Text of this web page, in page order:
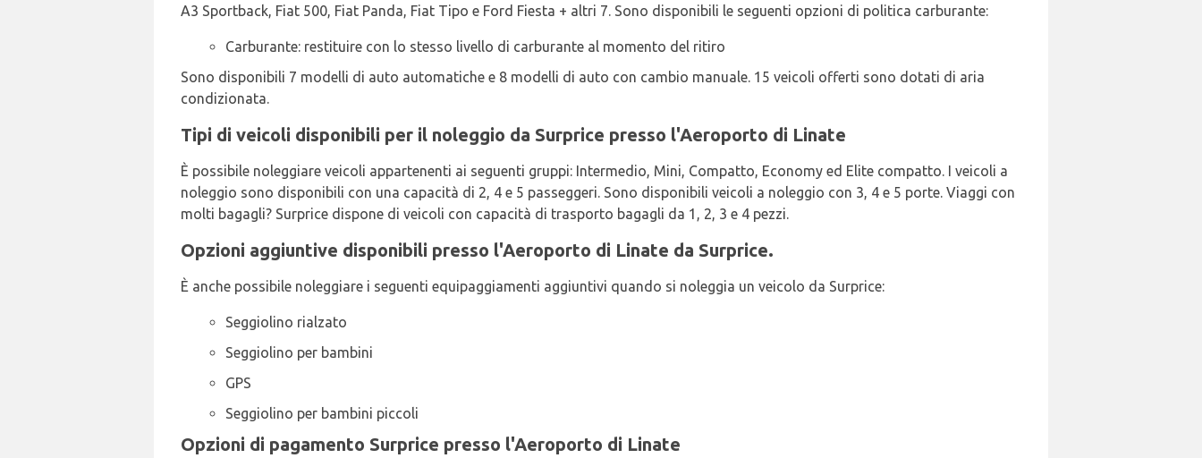
A3 Sportback, Fiat 500, Fiat Panda, Fiat Tipo e Ford Fiesta + altri 7. Sono disponibili le seguenti opzioni di politica carburante:
Carburante: restituire con lo stesso livello di carburante al momento del ritiro
Sono disponibili 7 modelli di auto automatiche e 8 modelli di auto con cambio manuale. 15 veicoli offerti sono dotati di aria
condizionata.
Tipi di veicoli disponibili per il noleggio da Surprice presso l'Aeroporto di Linate
È possibile noleggiare veicoli appartenenti ai seguenti gruppi: Intermedio, Mini, Compatto, Economy ed Elite compatto. I veicoli a
noleggio sono disponibili con una capacità di 2, 4 e 5 passeggeri. Sono disponibili veicoli a noleggio con 3, 4 e 5 porte. Viaggi con
molti bagagli? Surprice dispone di veicoli con capacità di trasporto bagagli da 1, 2, 3 e 4 pezzi.
Opzioni aggiuntive disponibili presso l'Aeroporto di Linate da Surprice.
È anche possibile noleggiare i seguenti equipaggiamenti aggiuntivi quando si noleggia un veicolo da Surprice:
Seggiolino rialzato
Seggiolino per bambini
GPS
Seggiolino per bambini piccoli
Opzioni di pagamento Surprice presso l'Aeroporto di Linate